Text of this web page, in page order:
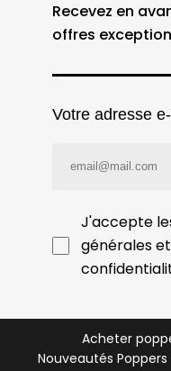
Recevez en
offres
Votre adresse
J'accepte
générales
Acheter
Nouveautés Poppers